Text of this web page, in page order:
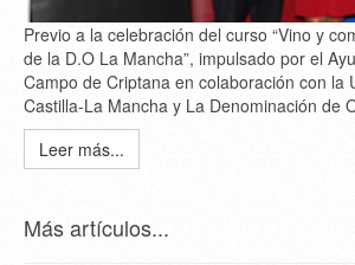
Previo a la celebración del curso “Vino y
de la D.O La Mancha”, impulsado por el
Campo de Criptana en colaboración con la
Castilla-La Mancha y La Denominación de
Leer más...
Más artículos...